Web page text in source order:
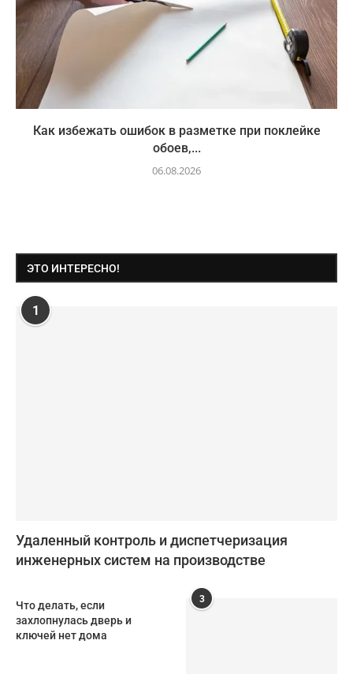
Как избежать ошибок в разметке при поклейке
обоев,...
06.08.2026
ЭТО ИНТЕРЕСНО!
1
Удаленный контроль и диспетчеризация
инженерных систем на производстве
Что делать, если
захлопнулась дверь и
ключей нет дома
3